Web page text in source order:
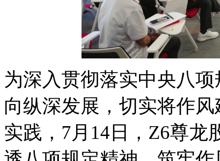
为深入贯彻落实中央八项
向纵深发展，切实将
实践，7月14日，Z6